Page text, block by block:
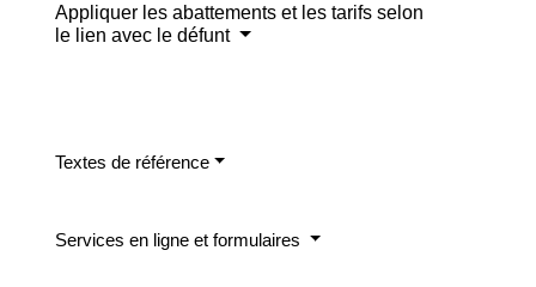
Appliquer les abattements et les tarifs selon
le lien avec le défunt
Textes de référence
Services en ligne et formulaires